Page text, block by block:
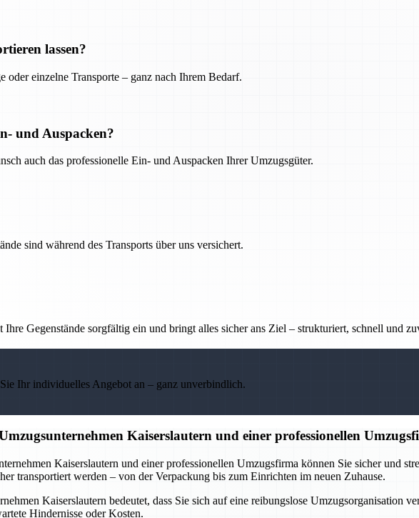
lassen?
einzelne Transporte – ganz nach Ihrem Bedarf.
und Auspacken?
auch das professionelle Ein- und Auspacken Ihrer Umzugsgüter.
sind während des Transports über uns versichert.
Gegenstände sorgfältig ein und bringt alles sicher ans Ziel – strukturiert, schnell und
Ihr individuelles Angebot an – ganz unverbindlich.
Kaiserslautern und einer professionellen
Kaiserslautern und einer professionellen Umzugsfirma können Sie sicher und
transportiert werden – von der Verpackung bis zum Einrichten im neuen Zuhause.
Kaiserslautern bedeutet, dass Sie sich auf eine reibungslose Umzugsorganisation
Hindernisse oder Kosten.